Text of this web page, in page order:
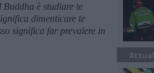
è studiare te
dimenticare te
significa far prevalere in